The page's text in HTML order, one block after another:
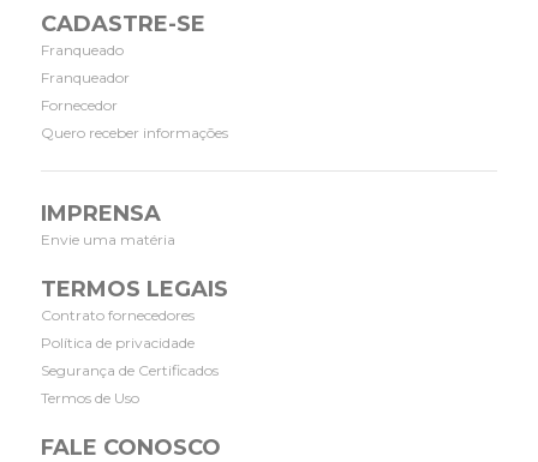
CADASTRE-SE
Franqueado
Franqueador
Fornecedor
Quero receber informações
IMPRENSA
Envie uma matéria
TERMOS LEGAIS
Contrato fornecedores
Política de privacidade
Segurança de Certificados
Termos de Uso
FALE CONOSCO